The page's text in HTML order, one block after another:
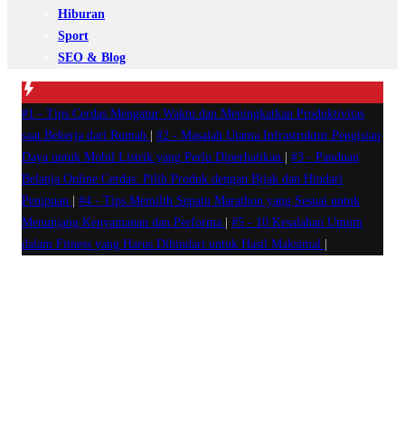
Hiburan
Sport
SEO & Blog
#1 - Tips Cerdas Mengatur Waktu dan Meningkatkan Produktivitas
saat Bekerja dari Rumah
#2 - Masalah Utama Infrastruktur Pengisian
Daya untuk Mobil Listrik yang Perlu Diperhatikan
#3 - Panduan
Belanja Online Cerdas: Pilih Produk dengan Bijak dan Hindari
Penipuan
#4 - Tips Memilih Sepatu Marathon yang Sesuai untuk
Menunjang Kenyamanan dan Performa
#5 - 10 Kesalahan Umum
dalam Fitness yang Harus Dihindari untuk Hasil Maksimal